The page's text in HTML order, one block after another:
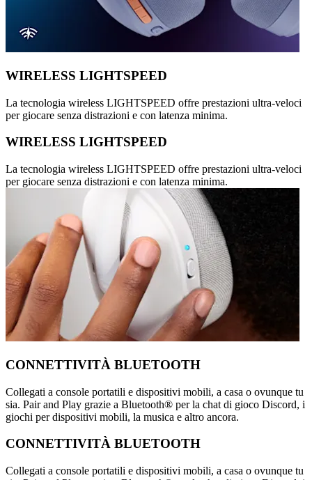
WIRELESS LIGHTSPEED
La tecnologia wireless LIGHTSPEED offre prestazioni ultra-veloci
per giocare senza distrazioni e con latenza minima.
WIRELESS LIGHTSPEED
La tecnologia wireless LIGHTSPEED offre prestazioni ultra-veloci
per giocare senza distrazioni e con latenza minima.
CONNETTIVITÀ BLUETOOTH
Collegati a console portatili e dispositivi mobili, a casa o ovunque tu
sia. Pair and Play grazie a Bluetooth® per la chat di gioco Discord, i
giochi per dispositivi mobili, la musica e altro ancora.
CONNETTIVITÀ BLUETOOTH
Collegati a console portatili e dispositivi mobili, a casa o ovunque tu